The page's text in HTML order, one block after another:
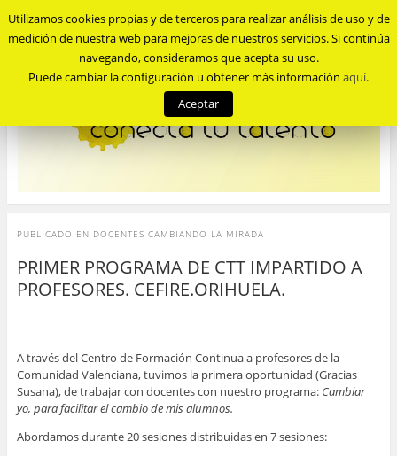
Menu
PUBLICADO EN DOCENTES CAMBIANDO LA MIRADA
PRIMER PROGRAMA DE CTT IMPARTIDO A
PROFESORES. CEFIRE.ORIHUELA.
A través del Centro de Formación Continua a profesores de la
Comunidad Valenciana, tuvimos la primera oportunidad (Gracias
Susana), de trabajar con docentes con nuestro programa: Cambiar
yo, para facilitar el cambio de mis alumnos.
Abordamos durante 20 sesiones distribuidas en 7 sesiones:
Utilizamos cookies propias y de terceros para realizar análisis de uso y de
medición de nuestra web para mejoras de nuestros servicios. Si continúa
navegando, consideramos que acepta su uso.
Puede cambiar la configuración u obtener más información aquí.
Aceptar